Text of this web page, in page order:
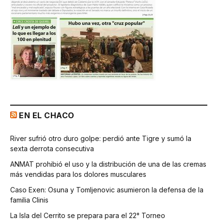
EN EL CHACO
River sufrió otro duro golpe: perdió ante Tigre y sumó la
sexta derrota consecutiva
ANMAT prohibió el uso y la distribución de una de las cremas
más vendidas para los dolores musculares
Caso Exen: Osuna y Tomljenovic asumieron la defensa de la
familia Clinis
La Isla del Cerrito se prepara para el 22° Torneo